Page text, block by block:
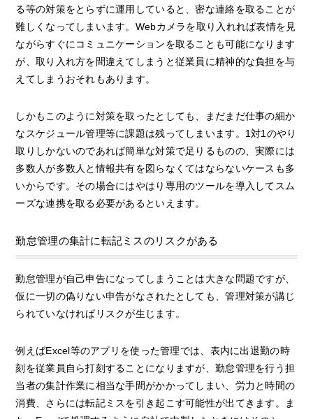
る等の対策をとらずに運用していると、密な連絡を取ることが
難しくなってしまいます。Webカメラを取り入れれば表情を見
ながらすぐにコミュニケーションを取ることも可能になります
が、取り入れ方を間違えてしまうと従業員に精神的な負担を与
えてしまうおそれもあります。
しかもこのように対策を取ったとしても、まだまだ仕事の細か
なスケジュール管理等に課題は残ってしまいます。1対1のやり
取りしかないのであれば簡単な対策で足りるものの、実際には
多数人が多数人と情報共有を図らなくてはならないケースも多
いからです。その場合にはやはり専用のツールを導入してスム
ーズな連携を取る必要があるといえます。
勤怠管理の集計に転記ミスのリスクがある
勤怠管理が自己申告になってしまうことは大きな問題ですが、
仮に一切の偽りない申告がなされたとしても、管理対策が講じ
られていなければリスクが生じます。
例えばExcel等のアプリを使った管理では、表内に出退勤の時
刻を従業員自ら打刻することになりますが、勤怠管理を行う担
当者の集計作業に相当な手間がかかってしまい、労力と時間の
消費、さらには転記ミスを引き起こす可能性が出てきます。ま